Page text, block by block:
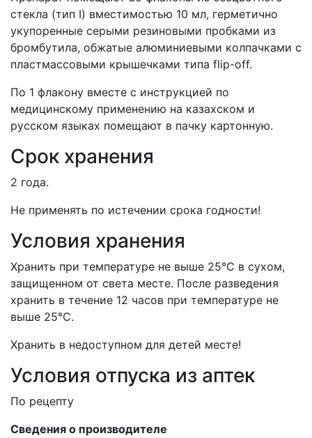
стекла (тип I) вместимостью 10 мл, герметично
укупоренные серыми резиновыми пробками из
бромбутила, обжатые алюминиевыми колпачками с
пластмассовыми крышечками типа flip-off.
По 1 флакону вместе с инструкцией по
медицинскому применению на казахском и
русском языках помещают в пачку картонную.
Срок хранения
2 года.
Не применять по истечении срока годности!
Условия хранения
Хранить при температуре не выше 25°С в сухом,
защищенном от света месте. После разведения
хранить в течение 12 часов при температуре не
выше 25°С.
Хранить в недоступном для детей месте!
Условия отпуска из аптек
По рецепту
Сведения о производителе